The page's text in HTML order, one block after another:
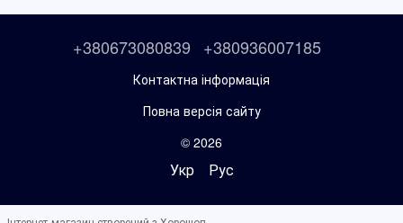
+380673080839 +380936007185
Контактна інформація
Повна версія сайту
© 2026
Укр Рус